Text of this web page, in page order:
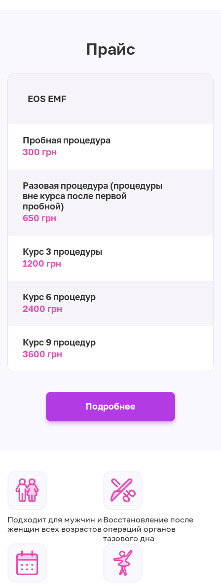
Прайс
EOS EMF
Пробная процедура
300 грн
Разовая процедура (процедуры
вне курса после первой
пробной)
650 грн
Курс 3 процедуры
1200 грн
Курс 6 процедур
2400 грн
Курс 9 процедур
3600 грн
Подробнее
Подходит для мужчин и
женщин всех возрастов
Восстановление после
операций органов
тазового дна